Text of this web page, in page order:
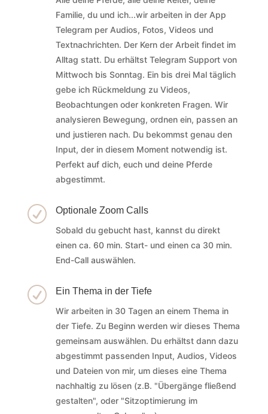
Familie, du und ich...wir arbeiten in der App
Telegram per Audios, Fotos, Videos und
Textnachrichten. Der Kern der Arbeit findet im
Alltag statt. Du erhältst Telegram Support von
Mittwoch bis Sonntag. Ein bis drei Mal täglich
gebe ich Rückmeldung zu Videos,
Beobachtungen oder konkreten Fragen. Wir
analysieren Bewegung, ordnen ein, passen an
und justieren nach. Du bekommst genau den
Input, der in diesem Moment notwendig ist.
Perfekt auf dich, euch und deine Pferde
abgestimmt.
R
Optionale Zoom Calls
Sobald du gebucht hast, kannst du direkt
einen ca. 60 min. Start- und einen ca 30 min.
End-Call auswählen.
R
Ein Thema in der Tiefe
Wir arbeiten in 30 Tagen an einem Thema in
der Tiefe. Zu Beginn werden wir dieses Thema
gemeinsam auswählen. Du erhältst dann dazu
abgestimmt passenden Input, Audios, Videos
und Dateien von mir, um dieses eine Thema
nachhaltig zu lösen (z.B. "Übergänge fließend
gestalten", oder "Sitzoptimierung im